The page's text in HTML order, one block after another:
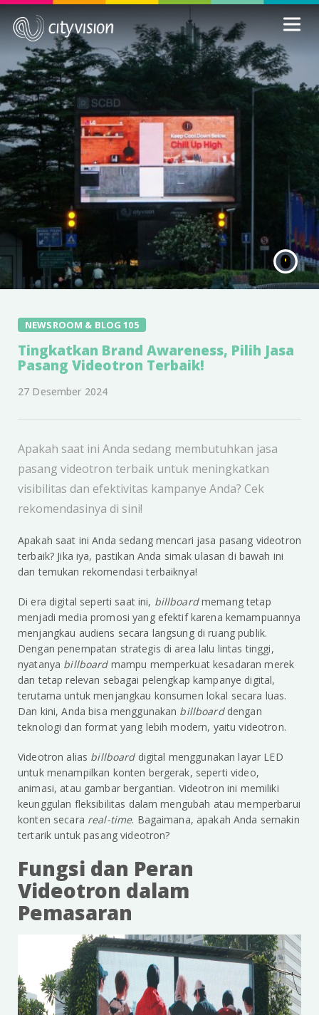
NEWSROOM & BLOG 105
Tingkatkan Brand Awareness, Pilih Jasa
Pasang Videotron Terbaik!
27 Desember 2024
Apakah saat ini Anda sedang membutuhkan jasa
pasang videotron terbaik untuk meningkatkan
visibilitas dan efektivitas kampanye Anda? Cek
rekomendasinya di sini!
Apakah saat ini Anda sedang mencari jasa pasang videotron
terbaik? Jika iya, pastikan Anda simak ulasan di bawah ini
dan temukan rekomendasi terbaiknya!
Di era digital seperti saat ini, billboardmemang tetap
menjadi media promosi yang efektif karena kemampuannya
menjangkau audiens secara langsung di ruang publik.
Dengan penempatan strategis di area lalu lintas tinggi,
nyatanya billboard mampu memperkuat kesadaran merek
dan tetap relevan sebagai pelengkap kampanye digital,
terutama untuk menjangkau konsumen lokal secara luas.
Dan kini, Anda bisa menggunakan billboard dengan
teknologi dan format yang lebih modern, yaitu videotron.
Videotron alias billboard digital menggunakan layar LED
untuk menampilkan konten bergerak, seperti video,
animasi, atau gambar bergantian. Videotron ini memiliki
keunggulan fleksibilitas dalam mengubah atau memperbarui
konten secara real-time. Bagaimana, apakah Anda semakin
tertarik untuk pasang videotron?
Fungsi dan Peran
Videotron dalam
Pemasaran